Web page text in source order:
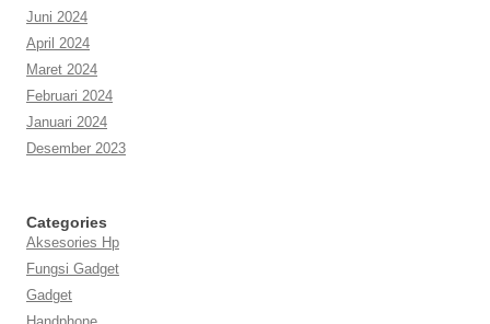
Juni 2024
April 2024
Maret 2024
Februari 2024
Januari 2024
Desember 2023
Categories
Aksesories Hp
Fungsi Gadget
Gadget
Handphone